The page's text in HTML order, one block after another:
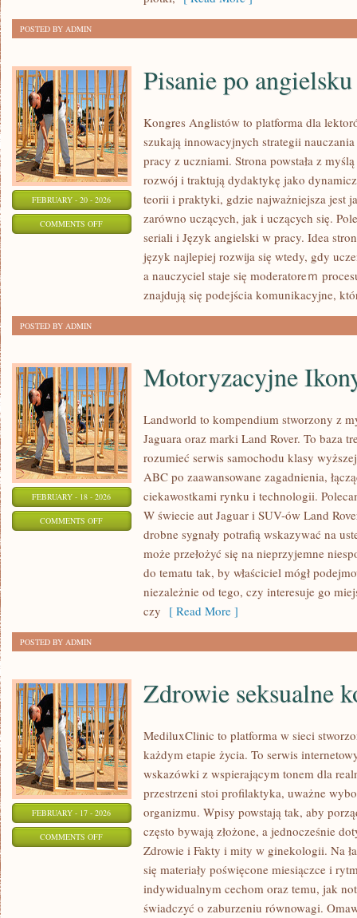
POSTED BY ADMIN
FEBRUARY - 20 - 2026
COMMENTS OFFON
ANGIELSKU
Pisanie po angielsku
Kongres Anglistów to platforma dla
szukają innowacyjnych strategii
pracy z uczniami. Strona powstała z
rozwój i traktują dydaktykę jako
teorii i praktyki, gdzie najważniejsza jest
zarówno uczących, jak i uczących się.
seriali i Język angielski w pracy. Idea
język najlepiej rozwija się wtedy, gdy
a nauczyciel staje się moderatoreｍ
znajdują się podejścia komunikacyjne,
POSTED BY ADMIN
FEBRUARY - 18 - 2026
COMMENTS OFFON
MOTORYZACYJNE
Motoryzacyjne
Landworld to kompendium stworzony z
Jaguara oraz marki Land Rover. To baza
rozumieć serwis samochodu klasy
ABC po zaawansowane zagadnienia,
ciekawostkami rynku i technologii.
W świecie aut Jaguar i SUV-ów Land
drobne sygnały potrafią wskazywać na
może przełożyć się na nieprzyjemne
do tematu tak, by właściciel mógł
niezależnie od tego, czy interesuje go
czy [ Read More ]
POSTED BY ADMIN
FEBRUARY - 17 - 2026
COMMENTS OFFON
SEKSUALNE
Zdrowie seksualne
MediluxClinic to platforma w sieci
każdym etapie życia. To serwis
wskazówki z wspierającym tonem dla
przestrzeni stoi profilaktyka, uważne
organizmu. Wpisy powstają tak, aby
często bywają złożone, a jednocześnie
Zdrowie i Fakty i mity w ginekologii. Na
się materiały poświęcone miesiączce i
indywidualnym cechom oraz temu, jak
świadczyć o zaburzeniu równowagi.